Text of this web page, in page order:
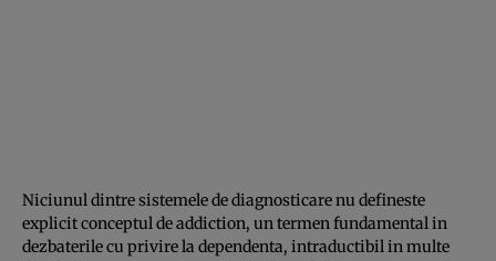
Niciunul dintre sistemele de diagnosticare nu defineste
explicit conceptul de addiction, un termen fundamental in
dezbaterile cu privire la dependenta, intraductibil in multe